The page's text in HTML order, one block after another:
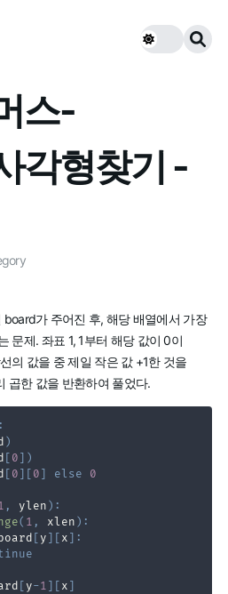
스-
각형찾기 -
가 주어진 후, 해당 배열에서 가장
문제. 좌표 1, 1부터 해당 값이 0이
의 값을 중 제일 작은 값 +1한 것을
곱한 값을 반환하여 풀었다.
:
)
[ 0 ] )
[ 0 ] [ 0 ] else 0
, ylen ) :
( 1 , xlen ) :
[ y ] [ x ] :
[ y-1 ] [ x ]